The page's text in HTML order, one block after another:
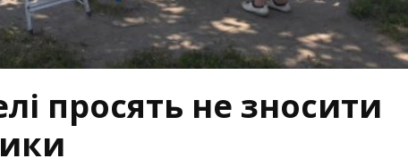
просять не зносити